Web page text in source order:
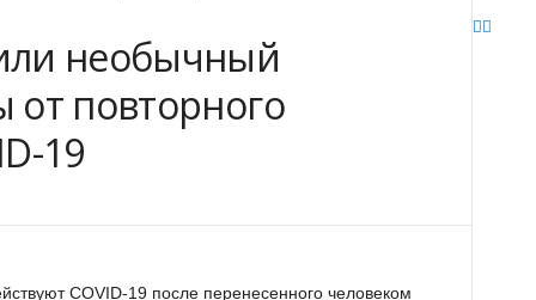
необычный
повторного
19
COVID-19 после перенесенного человеком